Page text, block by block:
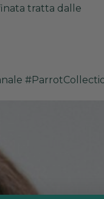
tratta dalle